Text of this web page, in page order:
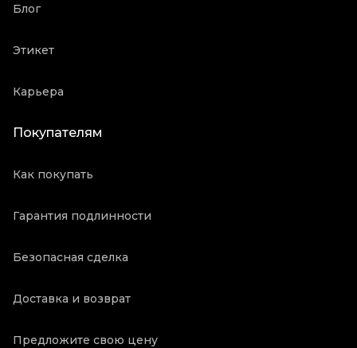
Блог
Этикет
Карьера
Покупателям
Как покупать
Гарантия подлинности
Безопасная сделка
Доставка и возврат
Предложите свою цену